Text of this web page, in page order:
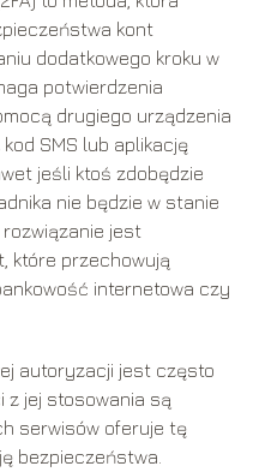
kont
dodatkowego kroku w
potwierdzenia
drugiego urządzenia
SMS lub aplikację
jeśli ktoś zdobędzie
nie będzie w stanie
jest
które przechowują
internetowa czy
autoryzacji jest często
jej stosowania są
serwisów oferuje tę
bezpieczeństwa.